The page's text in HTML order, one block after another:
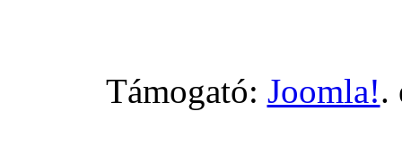
Támogató: Joomla!.